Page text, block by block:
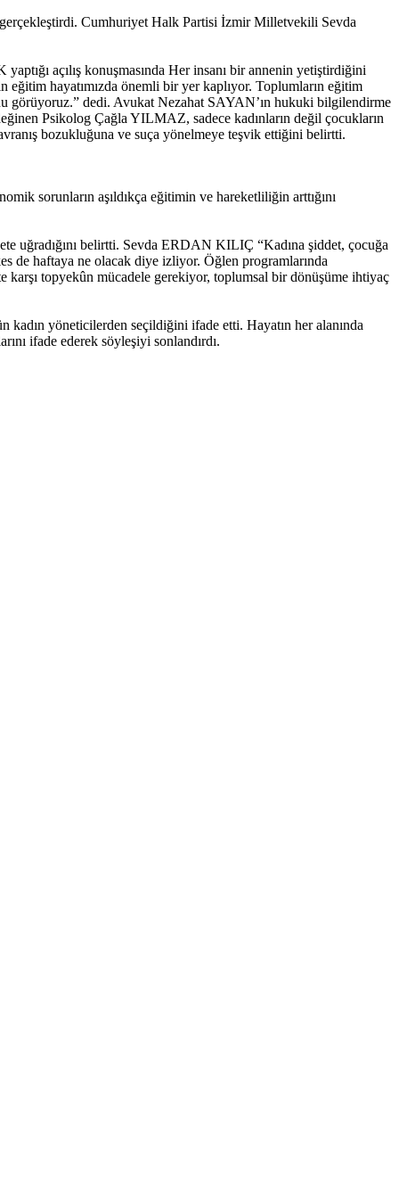
Cumhuriyet Halk Partisi İzmir Milletvekili Sevda
açılış konuşmasında Her insanı bir annenin yetiştirdiğini
hayatımızda önemli bir yer kaplıyor. Toplumların eğitim
görüyoruz.” dedi. Avukat Nezahat SAYAN’ın hukuki bilgilendirme
Psikolog Çağla YILMAZ, sadece kadınların değil çocukların
bozukluğuna ve suça yönelmeye teşvik ettiğini belirtti.
sorunların aşıldıkça eğitimin ve hareketliliğin arttığını
uğradığını belirtti. Sevda ERDAN KILIÇ “Kadına şiddet, çocuğa
de haftaya ne olacak diye izliyor. Öğlen programlarında
karşı topyekûn mücadele gerekiyor, toplumsal bir dönüşüme ihtiyaç
kadın yöneticilerden seçildiğini ifade etti. Hayatın her alanında
ifade ederek söyleşiyi sonlandırdı.